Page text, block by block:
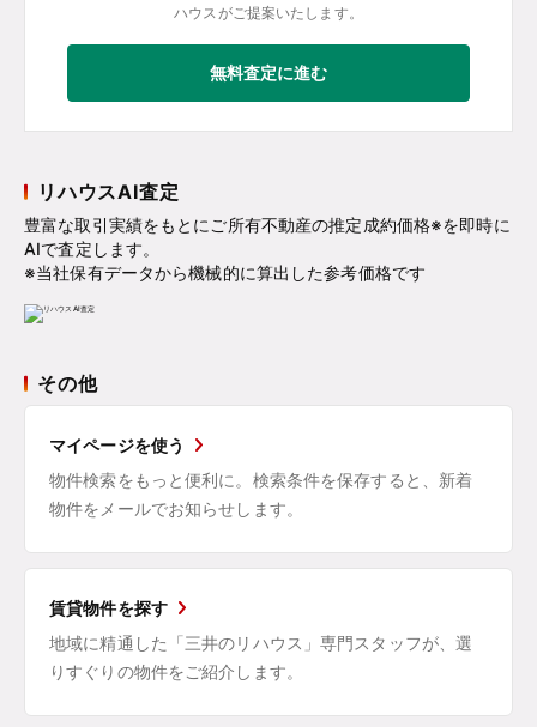
ハウスがご提案いたします。
無料査定に進む
リハウスAI査定
豊富な取引実績をもとにご所有不動産の推定成約価格※を即時に
AIで査定します。
※当社保有データから機械的に算出した参考価格です
その他
マイページを使う
物件検索をもっと便利に。検索条件を保存すると、新着
物件をメールでお知らせします。
賃貸物件を探す
地域に精通した「三井のリハウス」専門スタッフが、選
りすぐりの物件をご紹介します。